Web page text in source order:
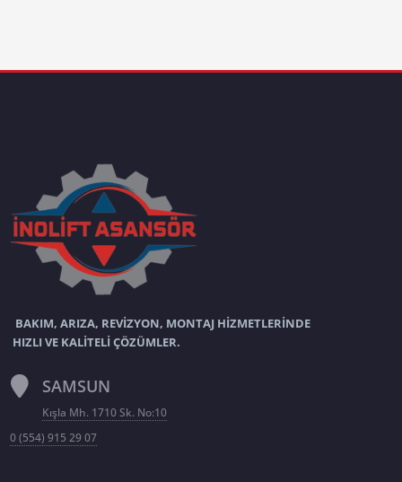
BAKIM, ARIZA, REVİZYON, MONTAJ HİZMETLERİNDE
HIZLI VE KALİTELİ ÇÖZÜMLER.
SAMSUN
Kışla Mh. 1710 Sk. No:10
0 (554) 915 29 07